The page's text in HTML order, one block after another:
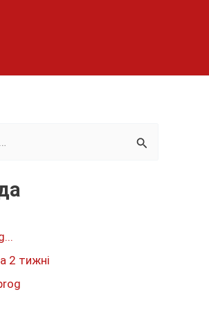
2 тижні